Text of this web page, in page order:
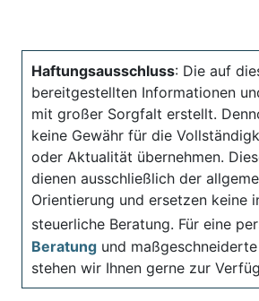
Haftungsausschluss: Die auf
bereitgestellten Informationen
mit großer Sorgfalt erstellt.
keine Gewähr für die
oder Aktualität übernehmen.
dienen ausschließlich der
Orientierung und ersetzen keine
steuerliche Beratung. Für eine
Beratung und
stehen wir Ihnen gerne zur